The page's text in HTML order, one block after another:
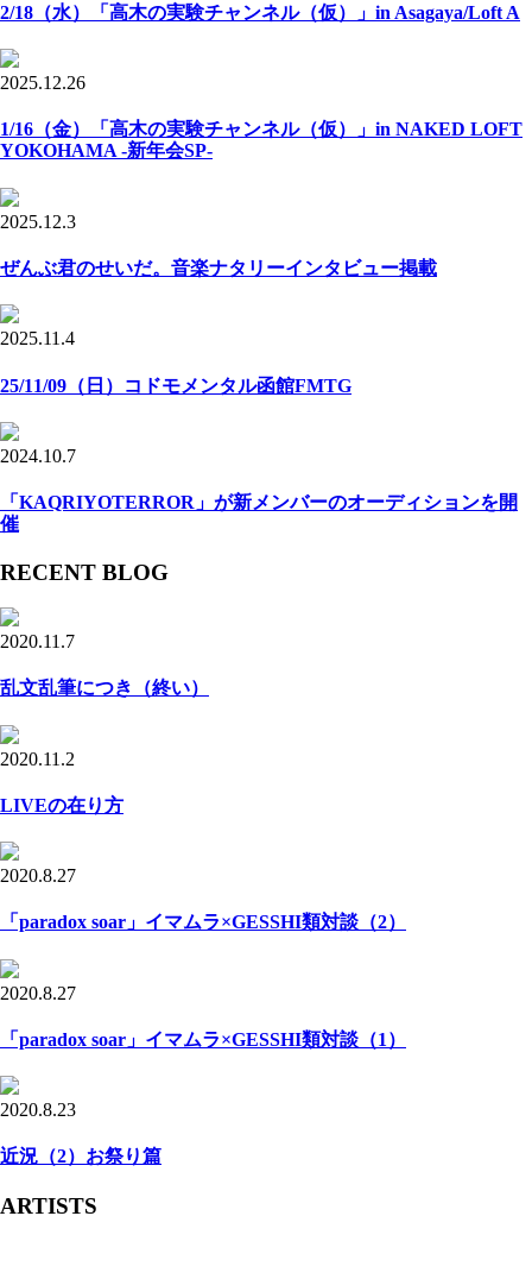
2/18（水）「高木の実験チャンネル（仮）」in Asagaya/Loft A
2025.12.26
1/16（金）「高木の実験チャンネル（仮）」in NAKED LOFT
YOKOHAMA -新年会SP-
2025.12.3
ぜんぶ君のせいだ。音楽ナタリーインタビュー掲載
2025.11.4
25/11/09（日）コドモメンタル函館FMTG
2024.10.7
「KAQRIYOTERROR」が新メンバーのオーディションを開
催
RECENT BLOG
2020.11.7
乱文乱筆につき（終い）
2020.11.2
LIVEの在り方
2020.8.27
「paradox soar」イマムラ×GESSHI類対談（2）
2020.8.27
「paradox soar」イマムラ×GESSHI類対談（1）
2020.8.23
近況（2）お祭り篇
ARTISTS